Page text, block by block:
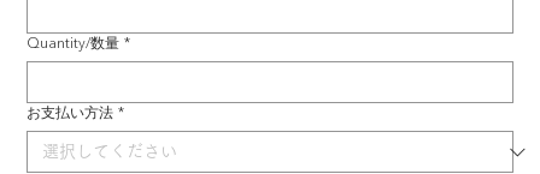
Quantity/数量 *
お支払い方法 *